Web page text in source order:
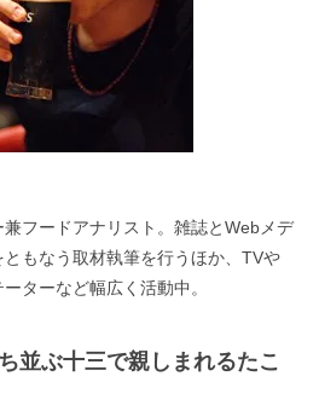
フードアナリスト。雑誌とWebメデ
もなう取材執筆を行うほか、TVや
ターなど幅広く活動中。
並ぶ十三で親しまれるたこ